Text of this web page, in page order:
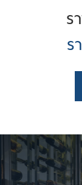
เสนอขายที่ดิน
นโยบายคุ้มคร
ร
ร